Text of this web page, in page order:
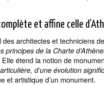
et affine celle
architectes et techniciens
principes de la Charte
Elle étend la notion de
d’une évolution
et artistique d’un monument.